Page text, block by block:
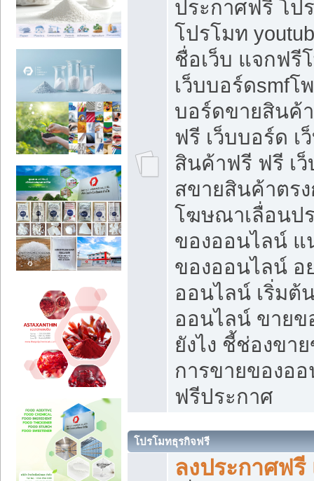
ประกาศฟรี โป
โปรโมท
ชื่อเว็บ แจกฟรี
เว็บบอร์ดsmfโ
บอร์ดขายสินค้
ฟรี เว็บบอร์ด เ
สินค้าฟรี ฟรี เ
สขายสินค้าตร
โฆษณาเลื่อนป
ของออนไลน์ แ
ของออนไลน์ อ
ออนไลน์ เริ่มต้
ออนไลน์ ขายข
ยังไง ชี้ช่องขา
การขายของออ
ฟรีประกาศ
โปรโมทธุรกิจฟรี
ลงประกาศฟรี